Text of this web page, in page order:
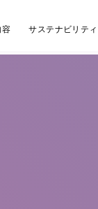
容 サステナビリティ